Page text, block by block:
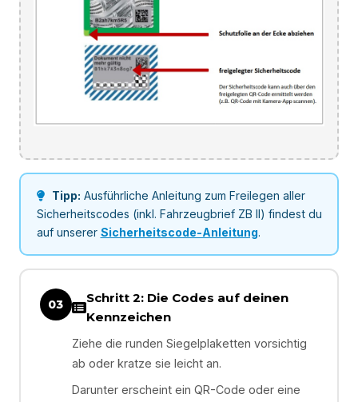
Tipp: Ausführliche Anleitung zum Freilegen aller
Sicherheitscodes (inkl. Fahrzeugbrief ZB II) findest du
auf unserer Sicherheitscode-Anleitung.
03
Schritt 2: Die Codes auf deinen
Kennzeichen
Ziehe die runden Siegelplaketten vorsichtig
ab oder kratze sie leicht an.
Darunter erscheint ein QR-Code oder eine